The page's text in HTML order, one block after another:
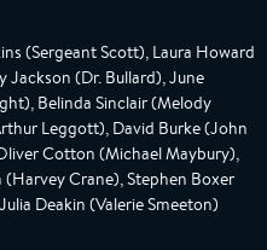
(Sergeant Scott), Laura Howard
Jackson (Dr. Bullard), June
Belinda Sinclair (Melody
Leggott), David Burke (John
Cotton (Michael Maybury),
Crane), Stephen Boxer
Deakin (Valerie Smeeton)